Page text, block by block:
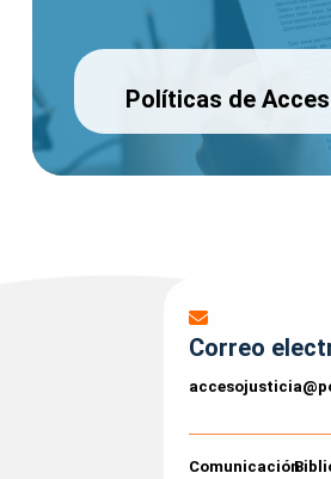
Políticas de
Correo
Comunicación